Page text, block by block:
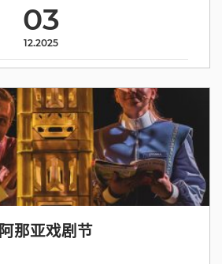
03
12.2025
阿那亚戏剧节